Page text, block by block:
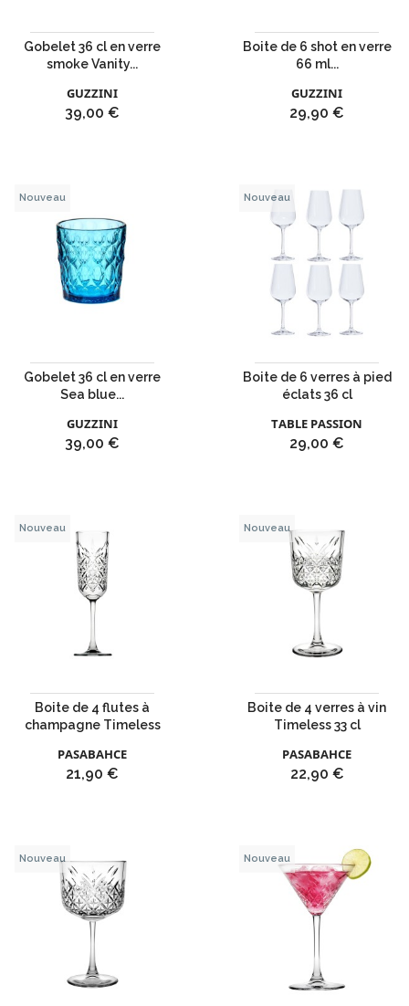
Gobelet 36 cl en verre
smoke Vanity...
GUZZINI
Prix
39,00 €
Boite de 6 shot en verre
66 ml...
GUZZINI
Prix
29,90 €
Gobelet 36 cl en verre
Sea blue...
GUZZINI
Prix
39,00 €
Nouveau
Boite de 6 verres à pied
éclats 36 cl
TABLE PASSION
Prix
29,00 €
Nouveau
Boite de 4 flutes à
champagne Timeless
PASABAHCE
Prix
21,90 €
Nouveau
Boite de 4 verres à vin
Timeless 33 cl
PASABAHCE
Prix
22,90 €
Nouveau
Nouveau Nouveau